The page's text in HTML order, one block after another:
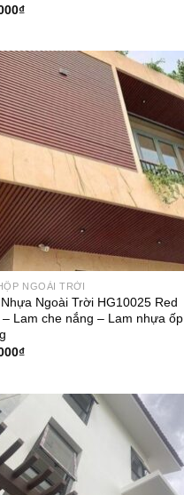
₫
NGOÀI TRỜI
Ngoài Trời HG10025 Red
– Lam che nắng – Lam nhựa ốp
₫